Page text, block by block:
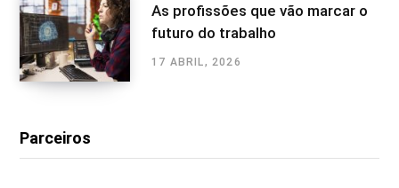
As profissões que vão marcar o
futuro do trabalho
17 ABRIL, 2026
Parceiros